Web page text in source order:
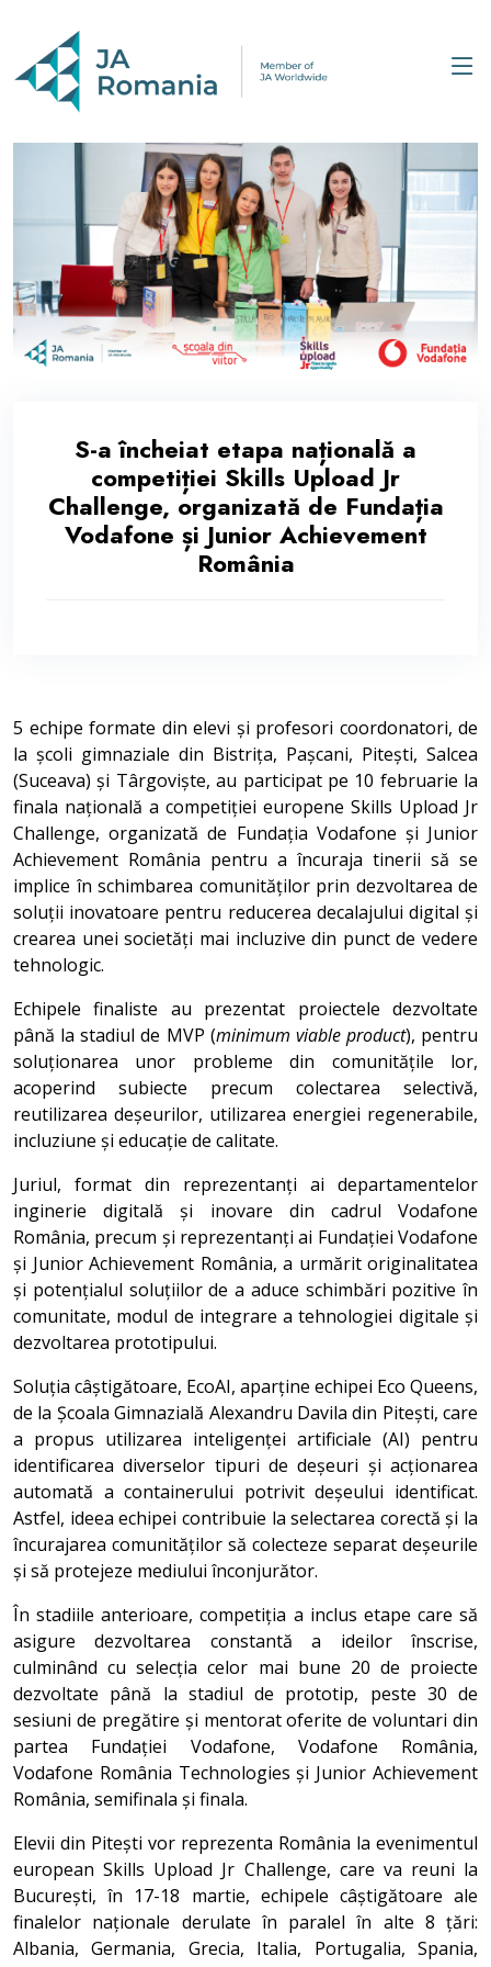
S-a încheiat etapa națională a
competiției Skills Upload Jr
Challenge, organizată de Fundația
Vodafone și Junior Achievement
România
5 echipe formate din elevi și profesori coordonatori, de
la școli gimnaziale din Bistrița, Pașcani, Pitești, Salcea
(Suceava) și Târgoviște, au participat pe 10 februarie la
finala națională a competiției europene Skills Upload Jr
Challenge, organizată de Fundația Vodafone și Junior
Achievement România pentru a încuraja tinerii să se
implice în schimbarea comunităților prin dezvoltarea de
soluții inovatoare pentru reducerea decalajului digital și
crearea unei societăți mai incluzive din punct de vedere
tehnologic.
Echipele finaliste au prezentat proiectele dezvoltate
până la stadiul de MVP (minimum viable product), pentru
soluționarea unor probleme din comunitățile lor,
acoperind subiecte precum colectarea selectivă,
reutilizarea deșeurilor, utilizarea energiei regenerabile,
incluziune și educație de calitate.
Juriul, format din reprezentanți ai departamentelor
inginerie digitală și inovare din cadrul Vodafone
România, precum și reprezentanți ai Fundației Vodafone
și Junior Achievement România, a urmărit originalitatea
și potențialul soluțiilor de a aduce schimbări pozitive în
comunitate, modul de integrare a tehnologiei digitale și
dezvoltarea prototipului.
Soluția câștigătoare, EcoAI, aparține echipei Eco Queens,
de la Școala Gimnazială Alexandru Davila din Pitești, care
a propus utilizarea inteligenței artificiale (AI) pentru
identificarea diverselor tipuri de deșeuri și acționarea
automată a containerului potrivit deșeului identificat.
Astfel, ideea echipei contribuie la selectarea corectă și la
încurajarea comunităților să colecteze separat deșeurile
și să protejeze mediului înconjurător.
În stadiile anterioare, competiția a inclus etape care să
asigure dezvoltarea constantă a ideilor înscrise,
culminând cu selecția celor mai bune 20 de proiecte
dezvoltate până la stadiul de prototip, peste 30 de
sesiuni de pregătire și mentorat oferite de voluntari din
partea Fundației Vodafone, Vodafone România,
Vodafone România Technologies și Junior Achievement
România, semifinala și finala.
Elevii din Pitești vor reprezenta România la evenimentul
european Skills Upload Jr Challenge, care va reuni la
București, în 17-18 martie, echipele câștigătoare ale
finalelor naționale derulate în paralel în alte 8 țări:
Albania, Germania, Grecia, Italia, Portugalia, Spania,